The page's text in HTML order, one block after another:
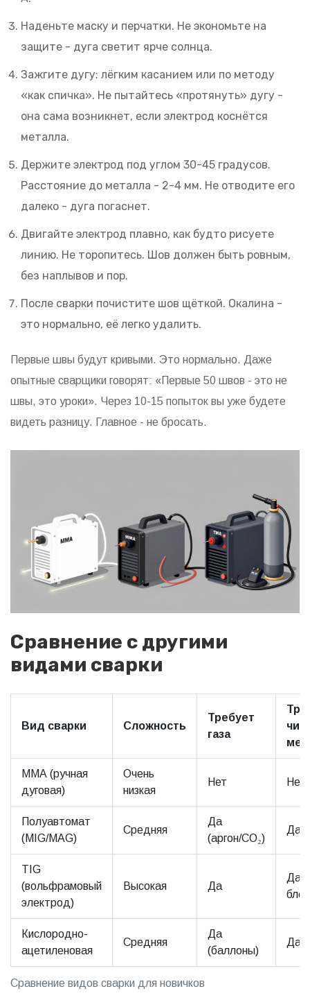
Наденьте маску и перчатки. Не экономьте на
защите - дуга светит ярче солнца.
Зажгите дугу: лёгким касанием или по методу
«как спичка». Не пытайтесь «протянуть» дугу -
она сама возникнет, если электрод коснётся
металла.
Держите электрод под углом 30-45 градусов.
Расстояние до металла - 2-4 мм. Не отводите его
далеко - дуга погаснет.
Двигайте электрод плавно, как будто рисуете
линию. Не торопитесь. Шов должен быть ровным,
без наплывов и пор.
После сварки почистите шов щёткой. Окалина -
это нормально, её легко удалить.
Первые швы будут кривыми. Это нормально. Даже
опытные сварщики говорят: «Первые 50 швов - это не
швы, это уроки». Через 10-15 попыток вы уже будете
видеть разницу. Главное - не бросать.
Сравнение с другими
видами сварки
Сравнение видов сварки для новичков
Вид сварки Сложность
Требует
газа
ММА (ручная
дуговая)
Очень
низкая
Нет Нет
Полуавтомат
(MIG/MAG)
Средняя
Да
(аргон/CO₂)
Да
TIG
(вольфрамовый
электрод)
Высокая Да
Да
Кислородно-
ацетиленовая
Средняя
Да
(баллоны)
Да